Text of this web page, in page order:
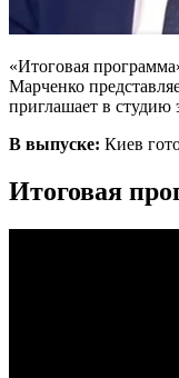
«Итоговая
Марченко
приглашает в студию
В выпуске: Киев
Итоговая